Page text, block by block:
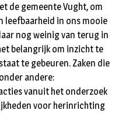
de gemeente Vught, om
leefbaarheid in ons mooie
nog weinig van terug in
belangrijk om inzicht te
te gebeuren. Zaken die
andere:
vanuit het onderzoek
voor herinrichting